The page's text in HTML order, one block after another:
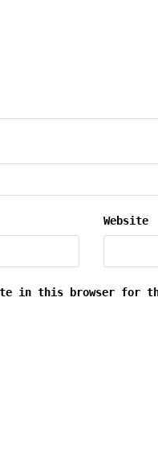
Website
in this browser for